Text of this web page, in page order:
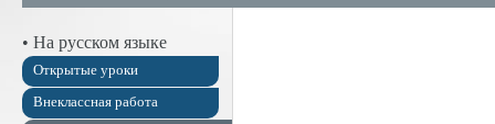
• На русском языке
Открытые уроки
Внеклассная работа